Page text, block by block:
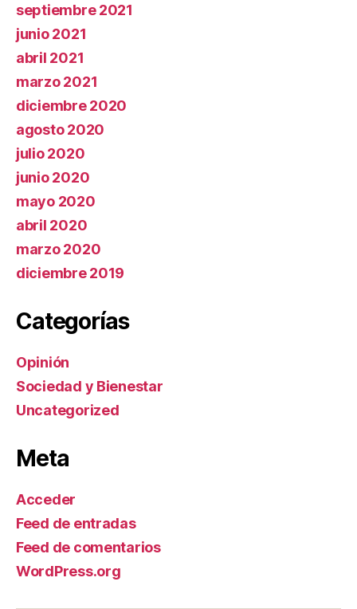
septiembre 2021
junio 2021
abril 2021
marzo 2021
diciembre 2020
agosto 2020
julio 2020
junio 2020
mayo 2020
abril 2020
marzo 2020
diciembre 2019
Categorías
Opinión
Sociedad y Bienestar
Uncategorized
Meta
Acceder
Feed de entradas
Feed de comentarios
WordPress.org